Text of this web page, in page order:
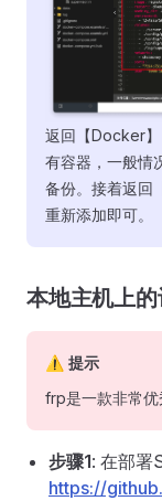
返回【Docker
有容器，一般情
备份。接着返回
重新添加即可。
本地主机上
⚠ 提示
frp是一款非常优
步骤1: 在部署
https://